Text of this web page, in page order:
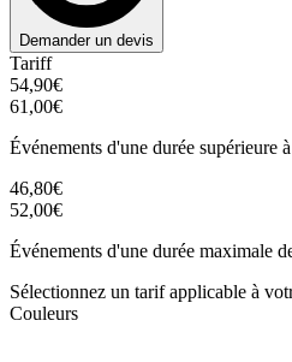
Demander un devis
Tariff
54,90€
61,00€
Événements d'une durée supérieure
46,80€
52,00€
Événements d'une durée maximale
Sélectionnez un tarif applicable à
Couleurs